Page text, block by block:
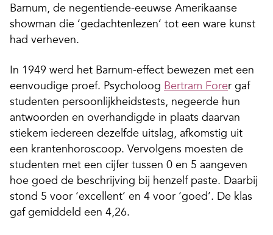
Barnum, de negentiende-eeuwse Amerikaanse
showman die ‘gedachtenlezen’ tot een ware kunst
had verheven.
In 1949 werd het Barnum-effect bewezen met een
eenvoudige proef. Psycholoog Bertram Forer gaf
studenten persoonlijkheidstests, negeerde hun
antwoorden en overhandigde in plaats daarvan
stiekem iedereen dezelfde uitslag, afkomstig uit
een krantenhoroscoop. Vervolgens moesten de
studenten met een cijfer tussen 0 en 5 aangeven
hoe goed de beschrijving bij henzelf paste. Daarbij
stond 5 voor ‘excellent’ en 4 voor ‘goed’. De klas
gaf gemiddeld een 4,26.